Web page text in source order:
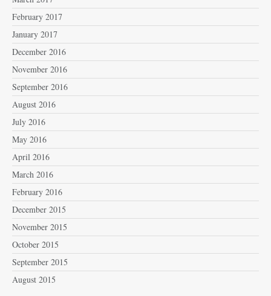
February 2017
January 2017
December 2016
November 2016
September 2016
August 2016
July 2016
May 2016
April 2016
March 2016
February 2016
December 2015
November 2015
October 2015
September 2015
August 2015